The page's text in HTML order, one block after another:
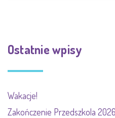
Ostatnie wpisy
Wakacje!
Zakończenie Przedszkola 2026